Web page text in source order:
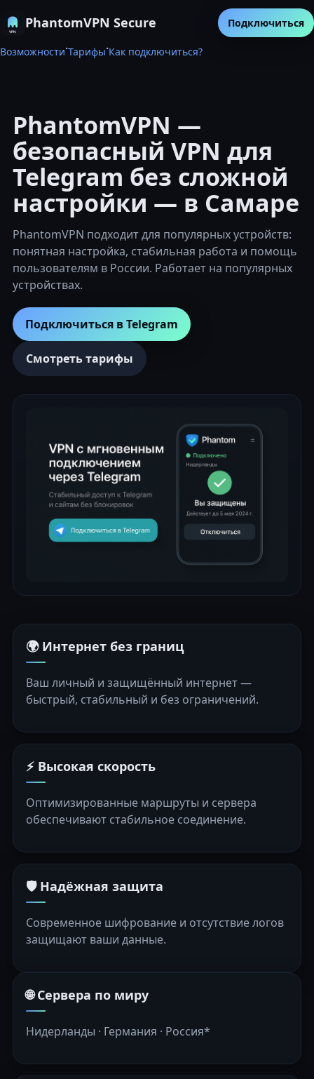
PhantomVPN Secure
Возможности·Тарифы·Как подключиться?
Подключиться
PhantomVPN —
безопасный VPN для
Telegram без сложной
настройки — в Самаре
PhantomVPN подходит для популярных устройств:
понятная настройка, стабильная работа и помощь
пользователям в России. Работает на популярных
устройствах.
Подключиться в Telegram
Смотреть тарифы
🌍 Интернет без границ
Ваш личный и защищённый интернет —
быстрый, стабильный и без ограничений.
⚡ Высокая скорость
Оптимизированные маршруты и сервера
обеспечивают стабильное соединение.
🛡️ Надёжная защита
Современное шифрование и отсутствие логов
защищают ваши данные.
🌐 Сервера по миру
Нидерланды · Германия · Россия*